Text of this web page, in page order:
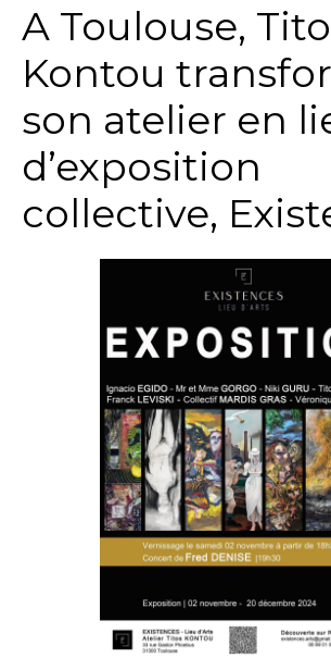
A Toulouse,
Kontou
son atelier en
d’exposition
collective,